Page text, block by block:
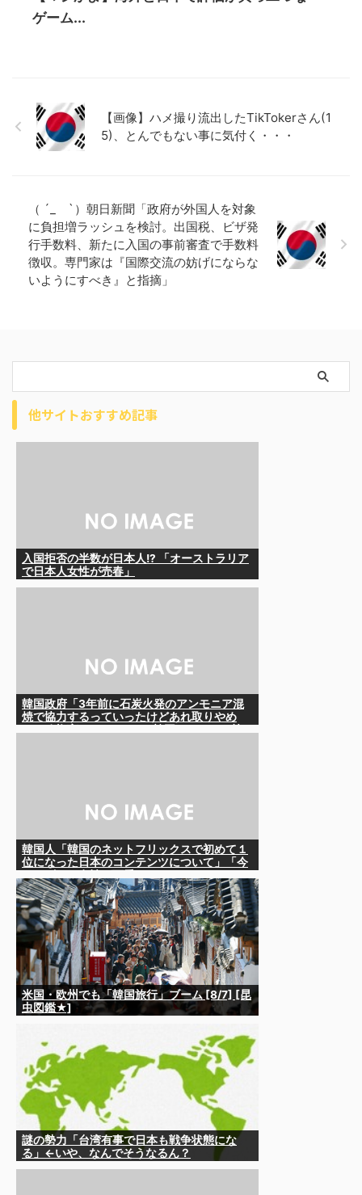
ゲーム...
【画像】ハメ撮り流出したTikTokerさん(1
5)、とんでもない事に気付く・・・
（ ´_ゝ`）朝日新聞「政府が外国人を対象
に負担増ラッシュを検討。出国税、ビザ発
行手数料、新たに入国の事前審査で手数料
徴収。専門家は『国際交流の妨げにならな
いようにすべき』と指摘」
他サイトおすすめ記事
入国拒否の半数が日本人!? 「オーストラリア
で日本人女性が売春」
韓国政府「3年前に石炭火発のアンモニア混
焼で協力するっていったけどあれ取りやめ
韓国人「韓国のネットフリックスで初めて１
位になった日本のコンテンツについて」「今
米国・欧州でも「韓国旅行」ブーム [8/7] [昆
虫図鑑★]
謎の勢力「台湾有事で日本も戦争状態にな
る」←いや、なんでそうなるん？